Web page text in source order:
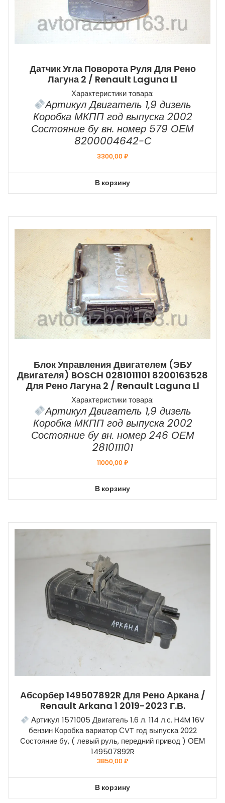
Датчик Угла Поворота Руля Для Рено
Лагуна 2 / Renault Laguna Ll
Характеристики товара:
Артикул Двигатель 1,9 дизель
Коробка МКПП год выпуска 2002
Состояние бу вн. номер 579 ОЕМ
8200004642-С
3300,00₽
В корзину
Блок Управления Двигателем (ЭБУ
Двигателя) BOSCH 0281011101 8200163528
Для Рено Лагуна 2 / Renault Laguna Ll
Характеристики товара:
Артикул Двигатель 1,9 дизель
Коробка МКПП год выпуска 2002
Состояние бу вн. номер 246 ОЕМ
281011101
11000,00₽
В корзину
Абсорбер 149507892R Для Рено Аркана /
Renault Arkana 1 2019-2023 Г.в.
Артикул 1571005 Двигатель 1.6 л. 114 л.с. H4M 16V
бензин Коробка вариатор СVT год выпуска 2022
Состояние бу, ( левый руль, передний привод ) ОЕМ
149507892R
3850,00₽
В корзину